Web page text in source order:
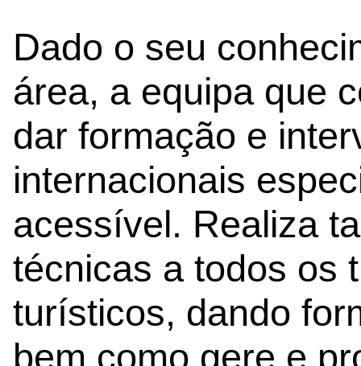
Dado o seu
área, a equipa que
dar formação e
internacionais
acessível. Realiza
técnicas a todos os
turísticos, dando
bem como gere e